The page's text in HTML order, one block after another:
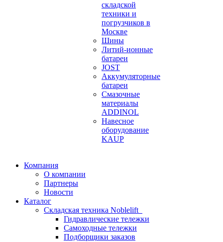
складской
техники и
погрузчиков в
Москве
Шины
Литий-ионные
батареи
JOST
Аккумуляторные
батареи
Смазочные
материалы
ADDINOL
Навесное
оборудование
KAUP
Компания
О компании
Партнеры
Новости
Каталог
Складская техника Noblelift
Гидравлические тележки
Самоходные тележки
Подборщики заказов